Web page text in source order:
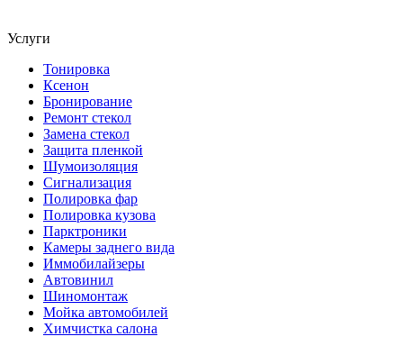
Услуги
Тонировка
Ксенон
Бронирование
Ремонт стекол
Замена стекол
Защита пленкой
Шумоизоляция
Сигнализация
Полировка фар
Полировка кузова
Парктроники
Камеры заднего вида
Иммобилайзеры
Автовинил
Шиномонтаж
Мойка автомобилей
Химчистка салона